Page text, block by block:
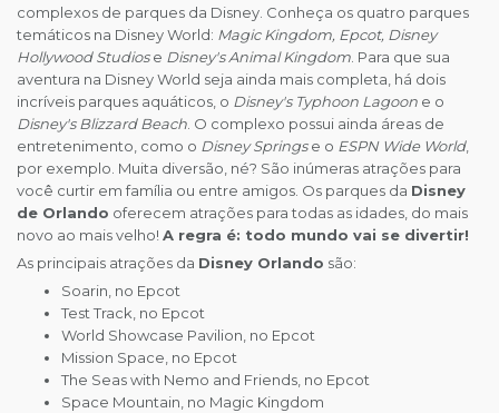
complexos de parques da Disney. Conheça os quatro parques
temáticos na Disney World: Magic Kingdom, Epcot, Disney
Hollywood Studiose Disney's Animal Kingdom . Para que sua
aventura na Disney World seja ainda mais completa, há dois
incríveis parques aquáticos, o Disney's Typhoon Lagoon e o
Disney's Blizzard Beach . O complexo possui ainda áreas de
entretenimento, como o Disney Springse o ESPN Wide World,
por exemplo. Muita diversão, né? São inúmeras atrações para
você curtir em família ou entre amigos. Os parques da Disney
de Orlando oferecem atrações para todas as idades, do mais
novo ao mais velho! A regra é: todo mundo vai se divertir!
As principais atrações da Disney Orlando são:
Soarin, no Epcot
Test Track, no Epcot
World Showcase Pavilion, no Epcot
Mission Space, no Epcot
The Seas with Nemo and Friends, no Epcot
Space Mountain, no Magic Kingdom